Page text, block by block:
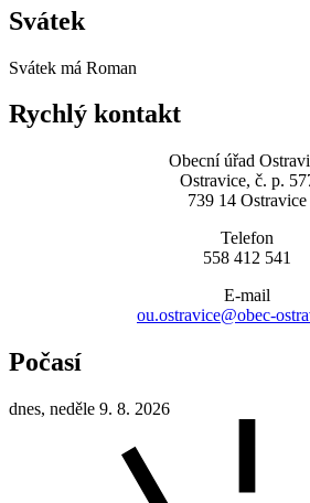
Svátek
Svátek má Roman
Rychlý kontakt
Obecní úřad
Ostravice, č. p.
739 14 Ostravice
Telefon
558 412 541
E-mail
ou.ostravice@obec-
Počasí
dnes, neděle 9. 8. 2026